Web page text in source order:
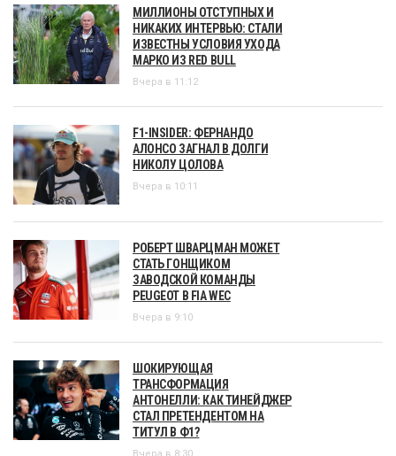
МИЛЛИОНЫ ОТСТУПНЫХ И
НИКАКИХ ИНТЕРВЬЮ: СТАЛИ
ИЗВЕСТНЫ УСЛОВИЯ УХОДА
МАРКО ИЗ RED BULL
Вчера в 11:12
F1-INSIDER: ФЕРНАНДО
АЛОНСО ЗАГНАЛ В ДОЛГИ
НИКОЛУ ЦОЛОВА
Вчера в 10:11
РОБЕРТ ШВАРЦМАН МОЖЕТ
СТАТЬ ГОНЩИКОМ
ЗАВОДСКОЙ КОМАНДЫ
PEUGEOT В FIA WEC
Вчера в 9:10
ШОКИРУЮЩАЯ
ТРАНСФОРМАЦИЯ
АНТОНЕЛЛИ: КАК ТИНЕЙДЖЕР
СТАЛ ПРЕТЕНДЕНТОМ НА
ТИТУЛ В Ф1?